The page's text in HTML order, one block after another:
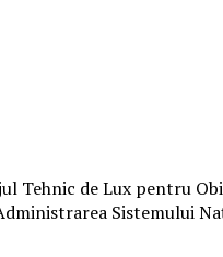
Tehnic de Lux pentru
Sistemului